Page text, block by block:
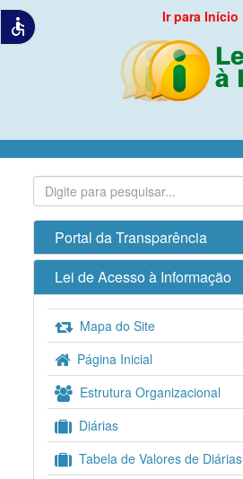
accessible Ir para Início
Portal da Transparência
Lei de Acesso à Informação
Mapa do Site
Página Inicial
Estrutura Organizacional
Diárias
Tabela de Valores de Diárias